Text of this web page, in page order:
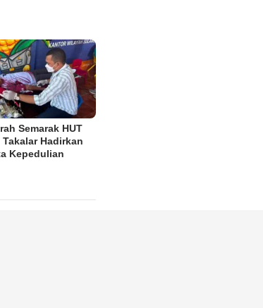
Semarak HUT
Takalar Hadirkan
Kepedulian